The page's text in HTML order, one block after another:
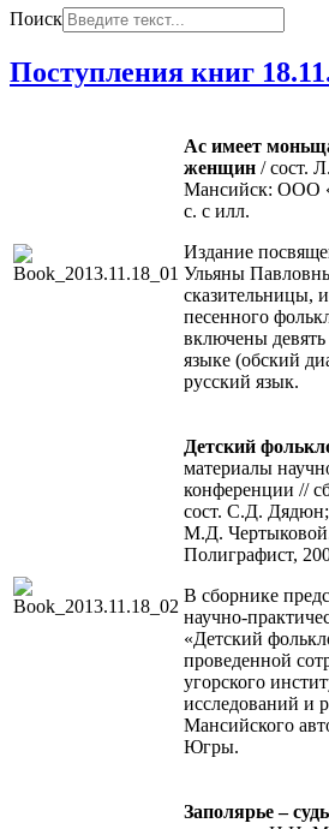
Поиск
Поступления книг
Ас имеет
женщин / сост.
Мансийск: ООО
с. с илл.
Издание
Ульяны
сказительницы,
песенного
включены
языке (обский
русский язык.
Детский
материалы
конференции //
сост. С.Д.
М.Д.
Полиграфист,
В сборнике
научно-
«Детский
проведенной
угорского
исследований и
Мансийского
Югры.
Заполярье –